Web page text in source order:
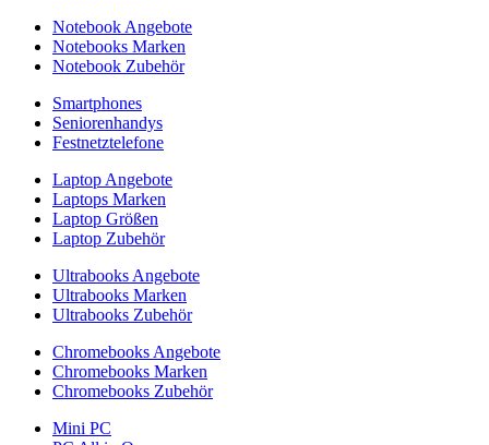
Notebook Angebote
Notebooks Marken
Notebook Zubehör
Smartphones
Seniorenhandys
Festnetztelefone
Laptop Angebote
Laptops Marken
Laptop Größen
Laptop Zubehör
Ultrabooks Angebote
Ultrabooks Marken
Ultrabooks Zubehör
Chromebooks Angebote
Chromebooks Marken
Chromebooks Zubehör
Mini PC